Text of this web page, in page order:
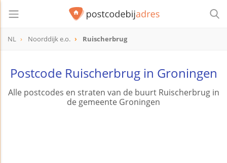
NL Noorddijk e.o. Ruischerbrug
Postcode Ruischerbrug in Groningen
Alle postcodes en straten van de buurt Ruischerbrug in
de gemeente Groningen